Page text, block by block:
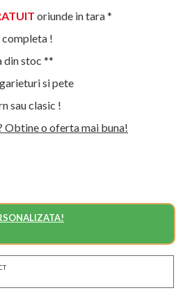
oriunde in tara *
completa !
din stoc **
si pete
sau clasic !
Obtine o oferta mai buna!